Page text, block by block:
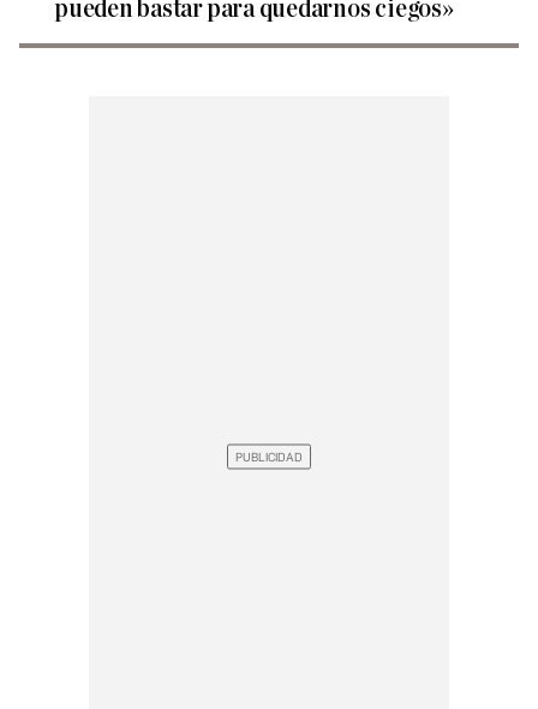
pueden bastar para quedarnos ciegos»